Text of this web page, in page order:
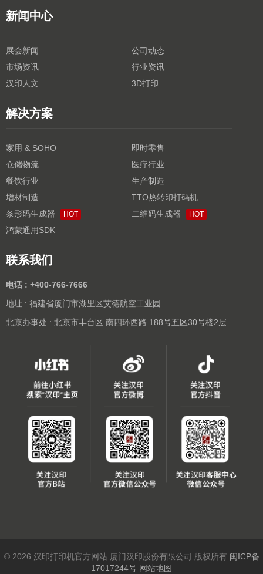
新闻中心
展会新闻
公司动态
市场资讯
行业资讯
汉印人文
3D打印
解决方案
家用 & SOHO
即时零售
仓储物流
医疗行业
餐饮行业
生产制造
增材制造
TTO热转印打码机
条形码生成器
HOT 二维码生成器 HOT
鸿蒙通用SDK
联系我们
电话 : +400-766-7666
地址 : 福建省厦门市湖里区艾德航空工业园
北京办事处 : 北京市丰台区 南四环西路 188号五区30号楼2层
© 2026 汉印打印机官方网站 厦门汉印股份有限公司 版权所有 闽ICP备
17017244号 网站地图